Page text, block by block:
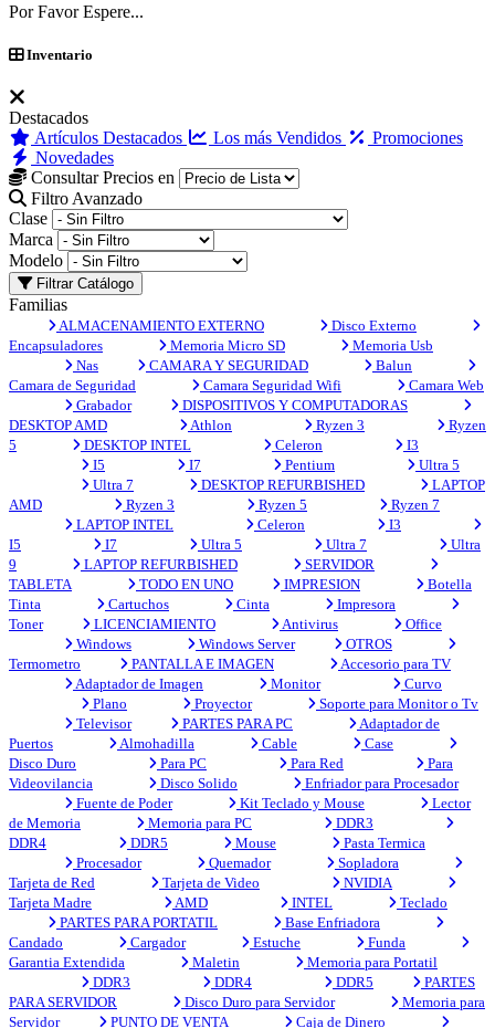
Por Favor Espere...
Inventario
Destacados
Artículos Destacados
Los más Vendidos
Promociones
Novedades
Consultar Precios en
Filtro Avanzado
Clase
Marca
Modelo
Filtrar Catálogo
Familias
ALMACENAMIENTO EXTERNO
Disco Externo
Encapsuladores
Memoria Micro SD
Memoria Usb
Nas
CAMARA Y SEGURIDAD
Balun
Camara de Seguridad
Camara Seguridad Wifi
Camara Web
Grabador
DISPOSITIVOS Y COMPUTADORAS
DESKTOP AMD
Athlon Ryzen 3
Ryzen
5
DESKTOP INTEL Celeron
I3
I5
I7 Pentium
Ultra 5
Ultra 7
DESKTOP REFURBISHED
LAPTOP
AMD
Ryzen 3 Ryzen 5
Ryzen 7
LAPTOP INTEL
Celeron
I3
I5
I7 Ultra 5 Ultra 7
Ultra
9
LAPTOP REFURBISHED
SERVIDOR
TABLETA
TODO EN UNO IMPRESION
Botella
Tinta
Cartuchos Cinta
Impresora
Toner
LICENCIAMIENTO Antivirus
Office
Windows
Windows Server
OTROS
Termometro
PANTALLA E IMAGEN
Accesorio para TV
Adaptador de Imagen
Monitor
Curvo
Plano
Proyector
Soporte para Monitor o Tv
Televisor
PARTES PARA PC
Adaptador de
Puertos
Almohadilla Cable
Case
Disco Duro
Para PC Para Red
Para
Videovilancia
Disco Solido
Enfriador para Procesador
Fuente de Poder
Kit Teclado y Mouse
Lector
de Memoria
Memoria para PC
DDR3
DDR4
DDR5 Mouse
Pasta Termica
Procesador
Quemador
Sopladora
Tarjeta de Red
Tarjeta de Video
NVIDIA
Tarjeta Madre
AMD INTEL
Teclado
PARTES PARA PORTATIL
Base Enfriadora
Candado
Cargador Estuche
Funda
Garantia Extendida
Maletin
Memoria para Portatil
DDR3
DDR4 DDR5
PARTES
PARA SERVIDOR
Disco Duro para Servidor
Memoria para
Servidor
PUNTO DE VENTA Caja de Dinero